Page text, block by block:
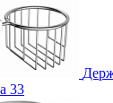
33